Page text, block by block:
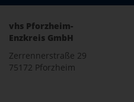
vhs Pforzheim-
Enzkreis GmbH
Zerrennerstraße 29
75172 Pforzheim